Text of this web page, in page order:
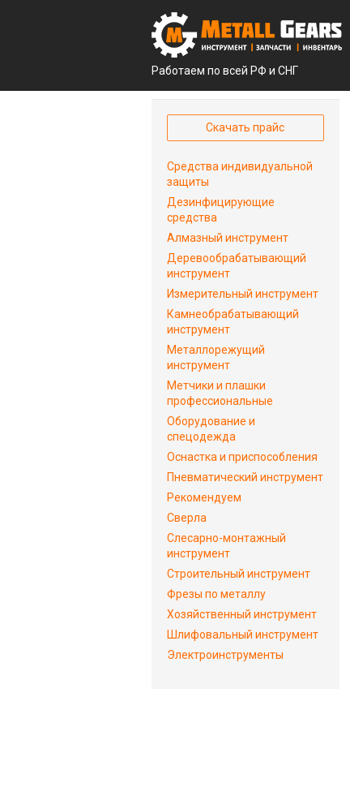
Работаем по всей РФ и СНГ
Скачать прайс
Средства индивидуальной
защиты
Дезинфицирующие
средства
Алмазный инструмент
Деревообрабатывающий
инструмент
Измерительный инструмент
Камнеобрабатывающий
инструмент
Металлорежущий
инструмент
Метчики и плашки
профессиональные
Оборудование и
спецодежда
Оснастка и приспособления
Пневматический инструмент
Рекомендуем
Сверла
Слесарно-монтажный
инструмент
Строительный инструмент
Фрезы по металлу
Хозяйственный инструмент
Шлифовальный инструмент
Электроинструменты